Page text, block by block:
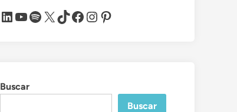
LinkedIn
YouTube
Spotify
X TikTok
Facebook
Instagram
Pinterest
Buscar
Buscar